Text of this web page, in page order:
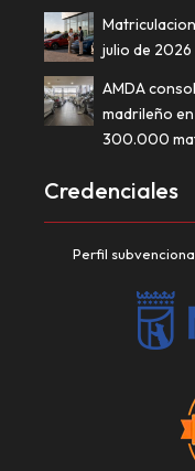
julio de 2026
AMDA
madrileño
300.000
Credenciales
Perfil